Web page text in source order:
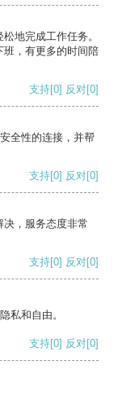
地完成工作任务。
班，有更多的时间陪
支持[0] 反对[0]
全性的连接，并帮
支持[0] 反对[0]
，服务态度非常
支持[0] 反对[0]
私和自由。
支持[0] 反对[0]